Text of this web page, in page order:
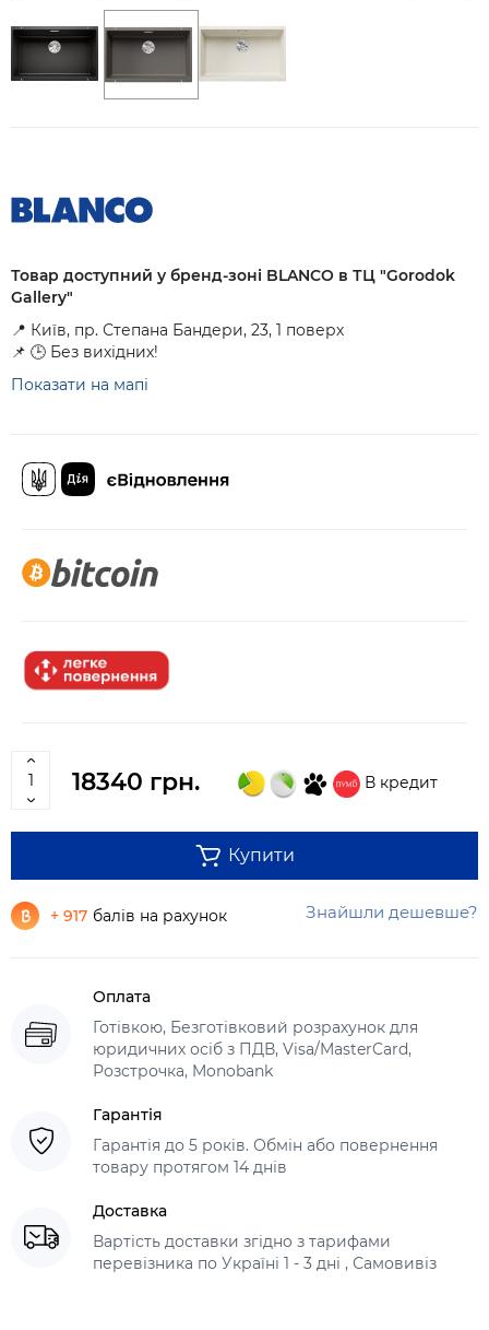
Товар доступний у бренд-зоні BLANCO в ТЦ "Gorodok
Gallery"
📍 Київ, пр. Степана Бандери, 23, 1 поверх
📌 🕒 Без вихідних!
Показати на мапі
18340 грн. В кредит
Купити
+ 917 балів на рахунок Знайшли дешевше?
Оплата
Готівкою, Безготівковий розрахунок для
юридичних осіб з ПДВ, Visa/MasterCard,
Розстрочка, Monobank
Гарантія
Гарантія до 5 років. Обмін або повернення
товару протягом 14 днів
Доставка
Вартість доставки згідно з тарифами
перевізника по Україні 1 - 3 дні , Самовивіз